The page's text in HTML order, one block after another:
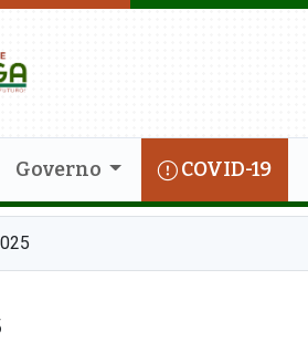
Governo COVID-19